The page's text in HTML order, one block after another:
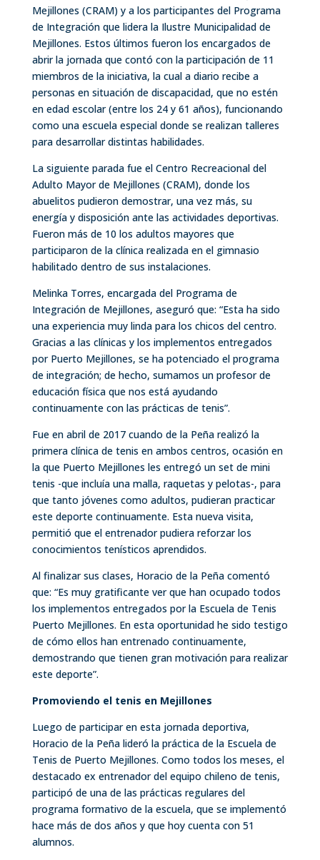
Mejillones (CRAM) y a los participantes del Programa
de Integración que lidera la Ilustre Municipalidad de
Mejillones. Estos últimos fueron los encargados de
abrir la jornada que contó con la participación de 11
miembros de la iniciativa, la cual a diario recibe a
personas en situación de discapacidad, que no estén
en edad escolar (entre los 24 y 61 años), funcionando
como una escuela especial donde se realizan talleres
para desarrollar distintas habilidades.
La siguiente parada fue el Centro Recreacional del
Adulto Mayor de Mejillones (CRAM), donde los
abuelitos pudieron demostrar, una vez más, su
energía y disposición ante las actividades deportivas.
Fueron más de 10 los adultos mayores que
participaron de la clínica realizada en el gimnasio
habilitado dentro de sus instalaciones.
Melinka Torres, encargada del Programa de
Integración de Mejillones, aseguró que: “Esta ha sido
una experiencia muy linda para los chicos del centro.
Gracias a las clínicas y los implementos entregados
por Puerto Mejillones, se ha potenciado el programa
de integración; de hecho, sumamos un profesor de
educación física que nos está ayudando
continuamente con las prácticas de tenis”.
Fue en abril de 2017 cuando de la Peña realizó la
primera clínica de tenis en ambos centros, ocasión en
la que Puerto Mejillones les entregó un set de mini
tenis -que incluía una malla, raquetas y pelotas-, para
que tanto jóvenes como adultos, pudieran practicar
este deporte continuamente. Esta nueva visita,
permitió que el entrenador pudiera reforzar los
conocimientos tenísticos aprendidos.
Al finalizar sus clases, Horacio de la Peña comentó
que: “Es muy gratificante ver que han ocupado todos
los implementos entregados por la Escuela de Tenis
Puerto Mejillones. En esta oportunidad he sido testigo
de cómo ellos han entrenado continuamente,
demostrando que tienen gran motivación para realizar
este deporte”.
Promoviendo el tenis en Mejillones
Luego de participar en esta jornada deportiva,
Horacio de la Peña lideró la práctica de la Escuela de
Tenis de Puerto Mejillones. Como todos los meses, el
destacado ex entrenador del equipo chileno de tenis,
participó de una de las prácticas regulares del
programa formativo de la escuela, que se implementó
hace más de dos años y que hoy cuenta con 51
alumnos.